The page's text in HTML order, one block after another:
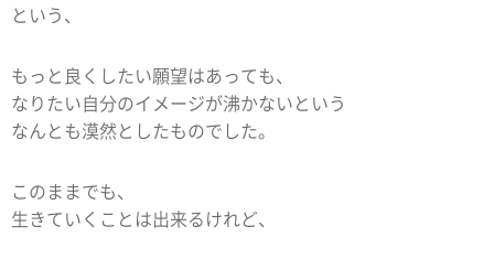
という、
もっと良くしたい願望はあっても、
なりたい自分のイメージが沸かないという
なんとも漠然としたものでした。
このままでも、
生きていくことは出来るけれど、